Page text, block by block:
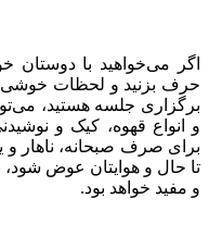
اگر می‌خواهید با دوستان
حرف بزنید و لحظات خوشی
برگزاری جلسه هستید،
و انواع قهوه، کیک و
برای صرف صبحانه، ناهار و
تا حال و هوایتان عوض شود،
و مفید خواهد بود.